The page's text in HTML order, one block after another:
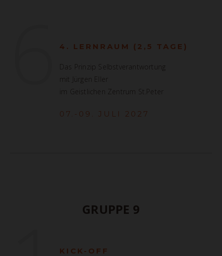
4. LERNRAUM (2,5 TAGE)
Das Prinzip Selbstverantwortung
mit Jürgen Eller
im Geistlichen Zentrum St.Peter
07.-09. JULI 2027
GRUPPE 9
KICK-OFF